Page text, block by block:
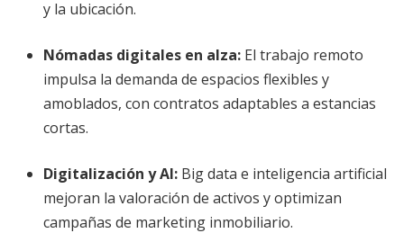
y la ubicación.
Nómadas digitales en alza: El trabajo remoto
impulsa la demanda de espacios flexibles y
amoblados, con contratos adaptables a estancias
cortas.
Digitalización y AI: Big data e inteligencia artificial
mejoran la valoración de activos y optimizan
campañas de marketing inmobiliario.